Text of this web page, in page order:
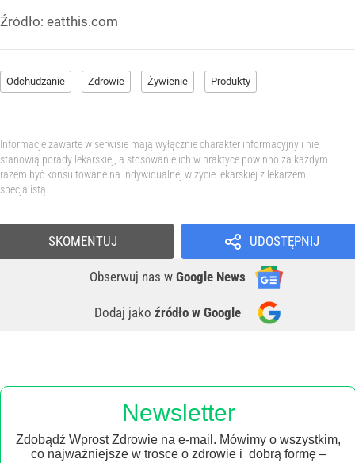
Źródło: eatthis.com
Odchudzanie Zdrowie Żywienie Produkty
Informacje zawarte w serwisie mają wyłącznie charakter informacyjny i nie
stanowią porady lekarskiej, a stosowanie ich w praktyce powinno za każdym
razem być konsultowane na indywidualnej wizycie lekarskiej z lekarzem
specjalistą.
UDOSTĘPNIJ
Obserwuj nas w Google News
Dodaj jako źródło w Google
SKOMENTUJ
Newsletter
Zdobądź Wprost Zdrowie na e-mail. Mówimy o wszystkim,
co najważniejsze w trosce o zdrowie i dobrą formę –